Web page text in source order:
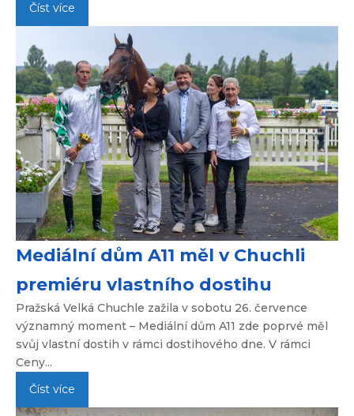
Číst více
Mediální dům A11 měl v Chuchli
premiéru vlastního dostihu
Pražská Velká Chuchle zažila v sobotu 26. července
významný moment – Mediální dům A11 zde poprvé měl
svůj vlastní dostih v rámci dostihového dne. V rámci
Ceny...
Číst více